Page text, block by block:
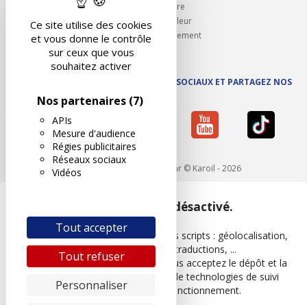
Ce site utilise des cookies
et vous donne le contrôle
sur ceux que vous
souhaitez activer
Nos partenaires (7)
APIs
Mesure d'audience
Régies publicitaires
Réseaux sociaux
Vidéos
Tout accepter
Tout refuser
Personnaliser
Ouvrir un centre
Devenez contrôleur
Carrières et recrutement
SUIVEZ AUTOVISION SUR LES RÉSEAUX SOCIAUX ET PARTAGEZ NOS
ACTUS
Mentions légales - Réalisé par © Karoil - 2026
Google Maps est désactivé.
Les APIs permettent de charger des scripts : géolocalisation,
moteurs de recherche, traductions, ...
En autorisant ces services tiers, vous acceptez le dépôt et la
lecture de cookies et l'utilisation de technologies de suivi
nécessaires à leur bon fonctionnement.